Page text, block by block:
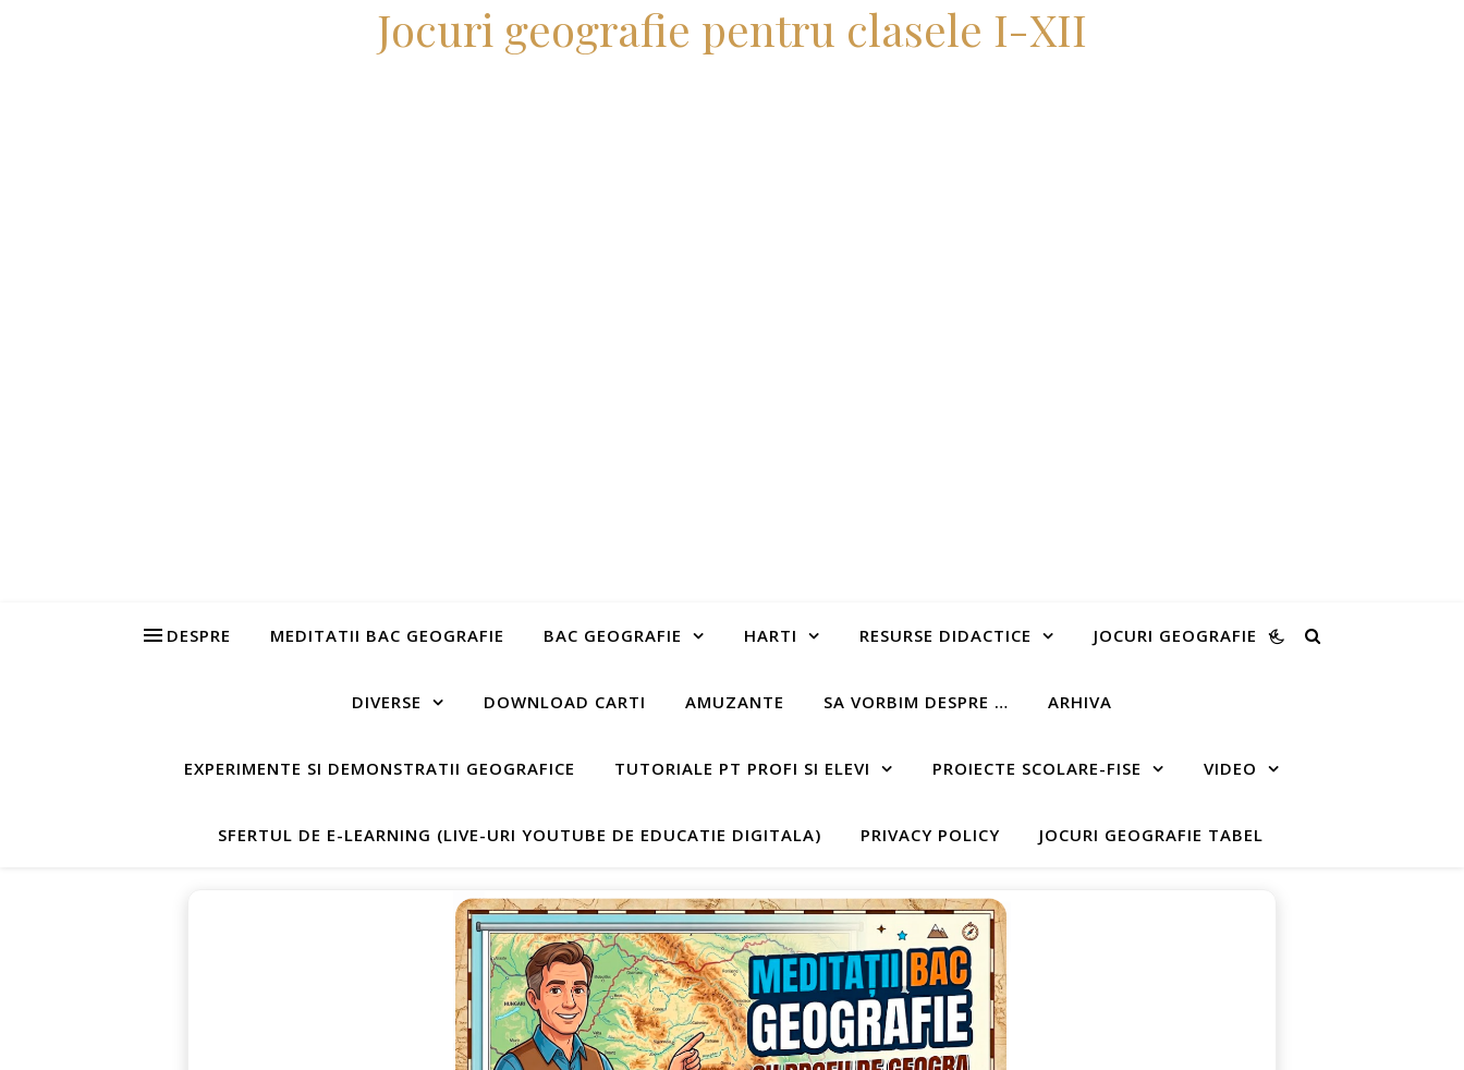
Jocuri geografie pentru clasele I-XII
DESPRE MEDITATII BAC GEOGRAFIE BAC GEOGRAFIE HARTI RESURSE DIDACTICE JOCURI GEOGRAFIE
DIVERSE DOWNLOAD CARTI AMUZANTE SA VORBIM DESPRE … ARHIVA
EXPERIMENTE SI DEMONSTRATII GEOGRAFICE TUTORIALE PT PROFI SI ELEVI PROIECTE SCOLARE-FISE VIDEO
SFERTUL DE E-LEARNING (LIVE-URI YOUTUBE DE EDUCATIE DIGITALA) PRIVACY POLICY JOCURI GEOGRAFIE TABEL